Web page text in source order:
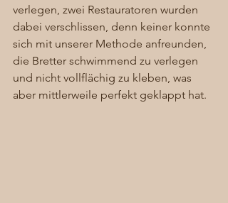
verlegen, zwei Restauratoren wurden
dabei verschlissen, denn keiner konnte
sich mit unserer Methode anfreunden,
die Bretter schwimmend zu verlegen
und nicht vollflächig zu kleben, was
aber mittlerweile perfekt geklappt hat.